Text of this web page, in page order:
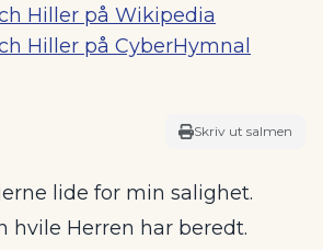
Hiller på Wikipedia
Hiller på CyberHymnal
Skriv ut salmen
lide for min salighet.
hvile Herren har beredt.